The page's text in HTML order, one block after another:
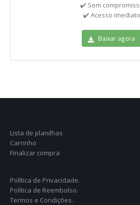
✔️ Sem
✔️ Acesso imediato
Baixar agora
Lista de planilhas
Carrinho
Finalizar compra
Política de Privacidade.
Política de Reembolso.
Termos e Condições.